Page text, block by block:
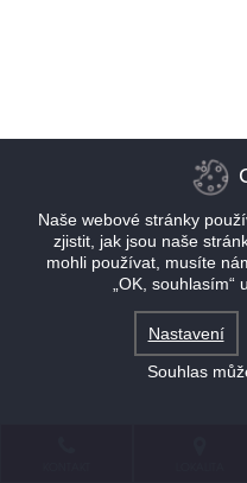
Naše webové stránky
zjistit, jak jsou naše
mohli používat, musíte
„OK, souhlasím“
Nastavení
Souhlas